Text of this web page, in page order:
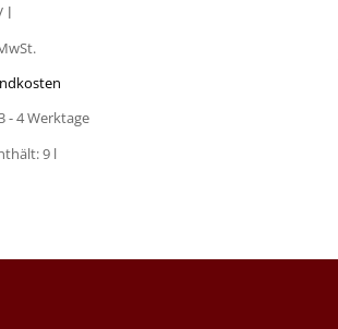
l
- 4 Werktage
9 l